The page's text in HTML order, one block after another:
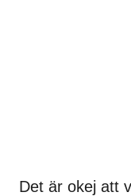
Det är okej att